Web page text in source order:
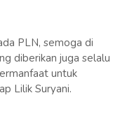
PLN, semoga di
diberikan juga selalu
untuk
Lilik Suryani.